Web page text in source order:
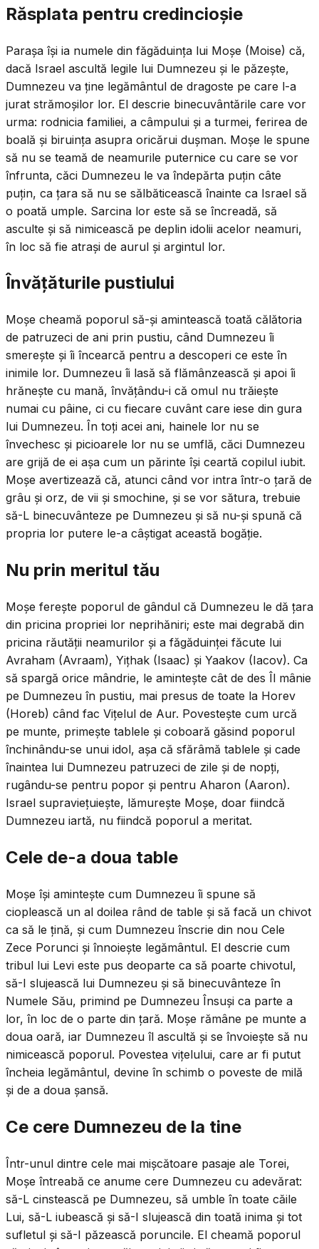
Răsplata pentru credincioșie
Parașa își ia numele din făgăduința lui Moșe (Moise) că,
dacă Israel ascultă legile lui Dumnezeu și le păzește,
Dumnezeu va ține legământul de dragoste pe care l-a
jurat strămoșilor lor. El descrie binecuvântările care vor
urma: rodnicia familiei, a câmpului și a turmei, ferirea de
boală și biruința asupra oricărui dușman. Moșe le spune
să nu se teamă de neamurile puternice cu care se vor
înfrunta, căci Dumnezeu le va îndepărta puțin câte
puțin, ca țara să nu se sălbăticească înainte ca Israel să
o poată umple. Sarcina lor este să se încreadă, să
asculte și să nimicească pe deplin idolii acelor neamuri,
în loc să fie atrași de aurul și argintul lor.
Învățăturile pustiului
Moșe cheamă poporul să-și amintească toată călătoria
de patruzeci de ani prin pustiu, când Dumnezeu îi
smerește și îi încearcă pentru a descoperi ce este în
inimile lor. Dumnezeu îi lasă să flămânzească și apoi îi
hrănește cu mană, învățându-i că omul nu trăiește
numai cu pâine, ci cu fiecare cuvânt care iese din gura
lui Dumnezeu. În toți acei ani, hainele lor nu se
învechesc și picioarele lor nu se umflă, căci Dumnezeu
are grijă de ei așa cum un părinte își ceartă copilul iubit.
Moșe avertizează că, atunci când vor intra într-o țară de
grâu și orz, de vii și smochine, și se vor sătura, trebuie
să-L binecuvânteze pe Dumnezeu și să nu-și spună că
propria lor putere le-a câștigat această bogăție.
Nu prin meritul tău
Moșe ferește poporul de gândul că Dumnezeu le dă țara
din pricina propriei lor neprihăniri; este mai degrabă din
pricina răutății neamurilor și a făgăduinței făcute lui
Avraham (Avraam), Yițhak (Isaac) și Yaakov (Iacov). Ca
să spargă orice mândrie, le amintește cât de des Îl mânie
pe Dumnezeu în pustiu, mai presus de toate la Horev
(Horeb) când fac Vițelul de Aur. Povestește cum urcă
pe munte, primește tablele și coboară găsind poporul
închinându-se unui idol, așa că sfărâmă tablele și cade
înaintea lui Dumnezeu patruzeci de zile și de nopți,
rugându-se pentru popor și pentru Aharon (Aaron).
Israel supraviețuiește, lămurește Moșe, doar fiindcă
Dumnezeu iartă, nu fiindcă poporul a meritat.
Cele de-a doua table
Moșe își amintește cum Dumnezeu îi spune să
cioplească un al doilea rând de table și să facă un chivot
ca să le țină, și cum Dumnezeu înscrie din nou Cele
Zece Porunci și înnoiește legământul. El descrie cum
tribul lui Levi este pus deoparte ca să poarte chivotul,
să-I slujească lui Dumnezeu și să binecuvânteze în
Numele Său, primind pe Dumnezeu Însuși ca parte a
lor, în loc de o parte din țară. Moșe rămâne pe munte a
doua oară, iar Dumnezeu îl ascultă și se învoiește să nu
nimicească poporul. Povestea vițelului, care ar fi putut
încheia legământul, devine în schimb o poveste de milă
și de a doua șansă.
Ce cere Dumnezeu de la tine
Într-unul dintre cele mai mișcătoare pasaje ale Torei,
Moșe întreabă ce anume cere Dumnezeu cu adevărat:
să-L cinstească pe Dumnezeu, să umble în toate căile
Lui, să-L iubească și să-I slujească din toată inima și tot
sufletul și să-I păzească poruncile. El cheamă poporul